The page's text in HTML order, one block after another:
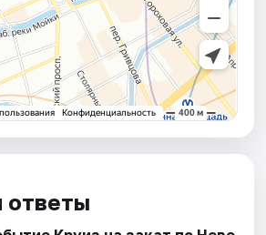
ответы